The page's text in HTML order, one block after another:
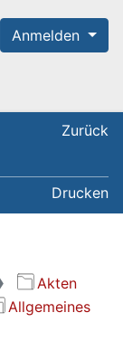
Anmelden
Zurück
Drucken
Akten
Allgemeines